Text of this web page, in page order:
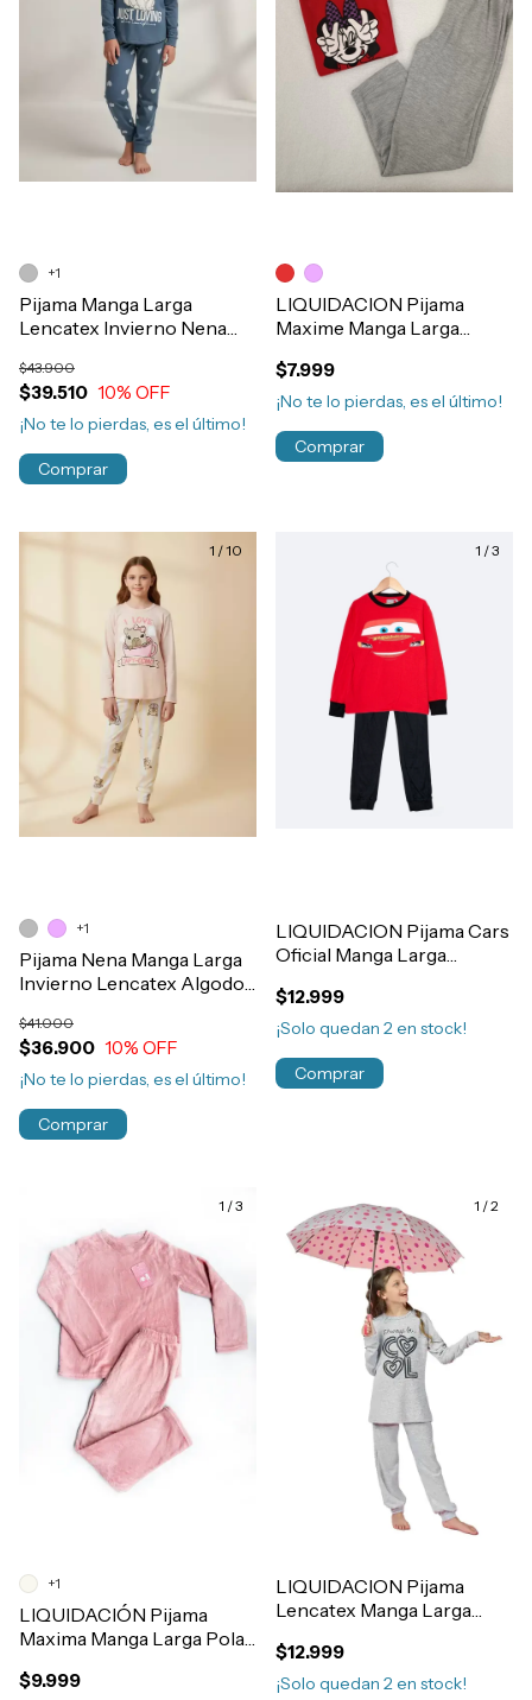
Pijama Manga Larga
Lencatex Invierno Nena
Art.26924
$39.510
$43.900
10% OFF
¡No te lo pierdas, es el último!
+1
Comprar
LIQUIDACION Pijama
Maxime Manga Larga
Minnie Mouse Nena Art.
792
$7.999
¡No te lo pierdas, es el último!
Comprar
1 /10
Pijama Nena Manga Larga
Invierno Lencatex Algodon
$36.900
$41.000
10% OFF
¡No te lo pierdas, es el último!
+1
Comprar
1 /3
LIQUIDACION Pijama Cars
Oficial Manga Larga
Art.80377
$12.999
¡Solo quedan 2en stock!
Comprar
1 /3
LIQUIDACIÓN Pijama
Maxima Manga Larga Polar
Art.3100
$9.999
+1
1 /2
LIQUIDACION Pijama
Lencatex Manga Larga
Art.25954
$12.999
¡Solo quedan 2en stock!